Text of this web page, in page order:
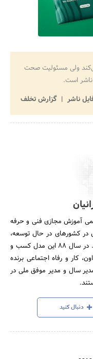
ولی مسئولیت صحت
است.
ناشر
گزارش تخلف
آموزش مجازی فنی و حرفه
در کشورهای در حال توسعه،
برای همیشگی نمودن فرایند انتقال دانش است. در سال 88 این مدل کسب و
کار و رفاه اجتماعی برنده
سال و مدیر موفق ملی در
دنبال کنید